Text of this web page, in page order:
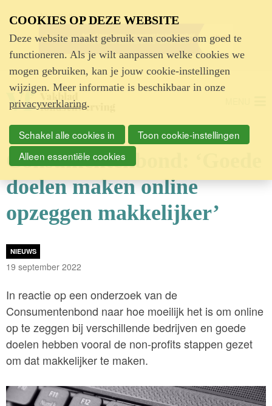
Advertentie
Consumentenbond: ‘Goede
doelen maken online
opzeggen makkelijker’
NIEUWS
19 september 2022
In reactie op een onderzoek van de
Consumentenbond naar hoe moeilijk het is om online
op te zeggen bij verschillende bedrijven en goede
doelen hebben vooral de non-profits stappen gezet
om dat makkelijker te maken.
COOKIES OP DEZE WEBSITE
Deze website maakt gebruik van cookies om goed te
functioneren. Als je wilt aanpassen welke cookies we
mogen gebruiken, kan je jouw cookie-instellingen
wijzigen. Meer informatie is beschikbaar in onze
privacyverklaring.
Schakel alle cookies in
Toon cookie-instellingen
Alleen essentiële cookies